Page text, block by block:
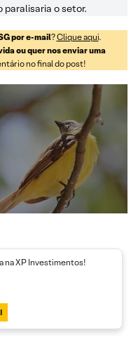
paralisaria o setor.
por e-mail?Clique aqui.
ou quer nos enviar uma
no final do post!
na XP Investimentos!